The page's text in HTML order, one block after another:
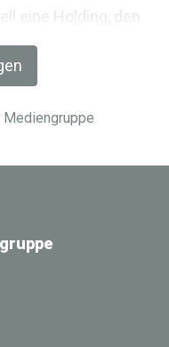
eine Holding, den
und mit der BIM
für Akteure der